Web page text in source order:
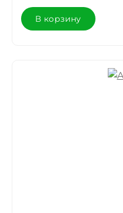
В корзину